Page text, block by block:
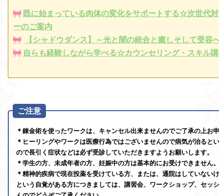
既に始まっている肉体の変化をサポートする☆次世代
ーのご案内
【シャドウダンス】～光と闇の統合と癒しそして受容
自らも経験しながら学べる☆カウンセリング・スキル
ご注意
＊錬金術を使ったワークは、キャンセル出来ませんのでご了承の上お
＊ヒーリングやワークは医療行為ではございませんので病気が治ると
ので長引く症状などは必ず受診していただきますようお願いします。
＊学生の方、未成年者の方、妊娠中の方は基本的にお受けできません。
＊精神的疾病で現在投薬を受けている方、または、通院はしていない
という自覚がある方につきましては、講習会、ワークショップ、セッ